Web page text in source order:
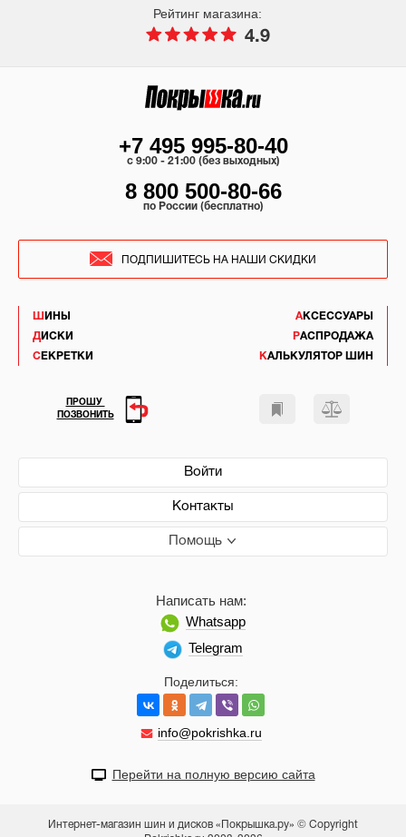
Рейтинг магазина:
4.9
ШИНЫ
ДИСКИ
СЕКРЕТКИ
АКСЕССУАРЫ
РАСПРОДАЖА
КАЛЬКУЛЯТОР ШИН
Войти
Контакты
Помощь
Поделиться:
info@pokrishka.ru
Написать нам:
Whatsapp
Telegram
+7 495 995-80-40
c 9:00 - 21:00 (без выходных)
8 800 500-80-66
по России (бесплатно)
ПОДПИШИТЕСЬ НА НАШИ СКИДКИ
ПРОШУ
ПОЗВОНИТЬ
Перейти на полную версию сайта
Интернет-магазин шин и дисков «Покрышка.ру» © Copyright